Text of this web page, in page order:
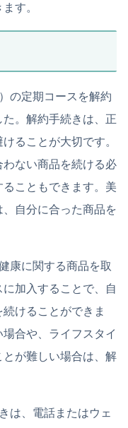
す。
の定期コースを解約
。解約手続きは、正
ることが大切です。
ない商品を続ける必
こともできます。美
自分に合った商品を
康に関する商品を取
加入することで、自
けることができま
合や、ライフスタイ
が難しい場合は、解
は、電話またはウェ